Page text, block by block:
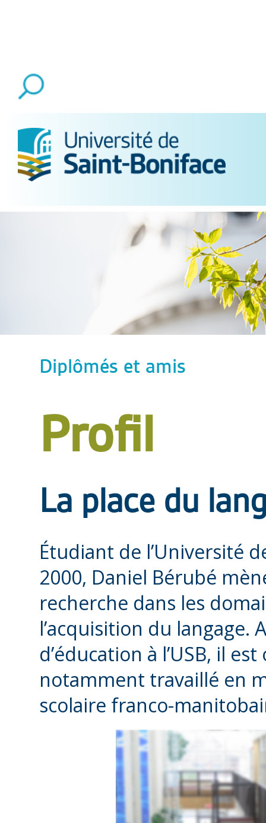
Diplômés et amis
Profil
La place du
Étudiant de l’Université
2000, Daniel Bérubé
recherche dans les
l’acquisition du langage.
d’éducation à l’USB, il
notamment travaillé en
scolaire franco-